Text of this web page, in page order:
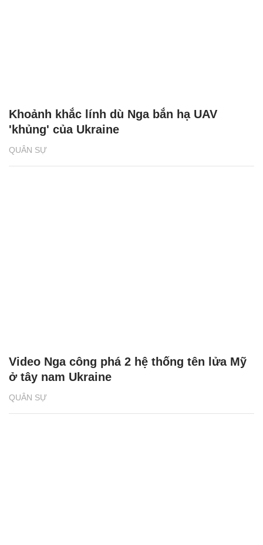
QUÂN SỰ
Khoảnh khắc lính dù Nga bắn hạ UAV
'khủng' của Ukraine
QUÂN SỰ
Video Nga công phá 2 hệ thống tên lửa Mỹ
ở tây nam Ukraine